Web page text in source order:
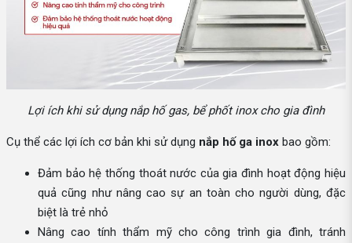
Lợi ích khi sử dụng nắp hố gas, bể phốt inox cho gia đình
Cụ thể các lợi ích cơ bản khi sử dụng nắp hố ga inox bao gồm:
Đảm bảo hệ thống thoát nước của gia đình hoạt động hiệu
quả cũng như nâng cao sự an toàn cho người dùng, đặc
biệt là trẻ nhỏ
Nâng cao tính thẩm mỹ cho công trình gia đình, tránh